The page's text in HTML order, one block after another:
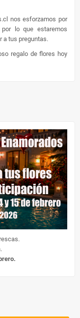
nos esforzamos por
lo que estaremos
a tus preguntas.
regalo de flores hoy